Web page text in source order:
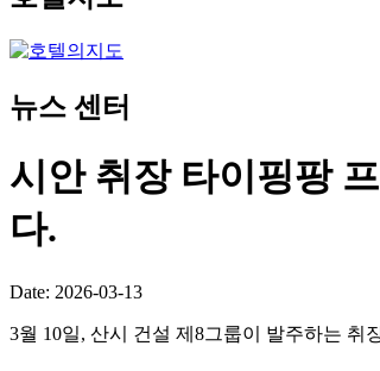
뉴스 센터
시안 취장 타이핑팡
다.
Date: 2026-03-13
3월 10일, 산시 건설 제8그룹이 발주하는